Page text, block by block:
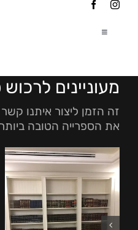
Skip
content
Toggle
מעוניינים
זה הזמן ליצור איתנו
את הספרייה הטובה